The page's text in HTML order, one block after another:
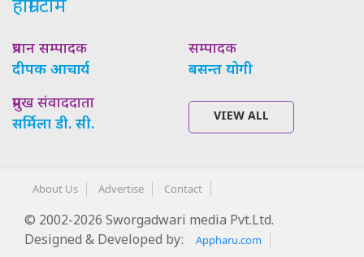
हाम्रो टीम
प्रधान सम्पादक
दीपक आचार्य
सम्पादक
बसन्त योगी
प्रमुख संवाददाता
सर्मिला डी. सी.
VIEW ALL
About Us Advertise Contact
© 2002-2026 Sworgadwari media Pvt.Ltd.
Designed & Developed by:
Appharu.com